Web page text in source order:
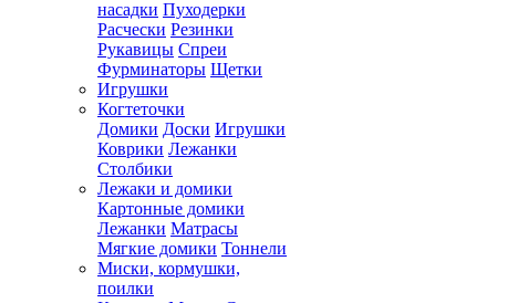
насадки Пуходерки
Расчески Резинки
Рукавицы Спреи
Фурминаторы Щетки
Игрушки
Когтеточки
Домики Доски Игрушки
Коврики Лежанки
Столбики
Лежаки и домики
Картонные домики
Лежанки Матрасы
Мягкие домики Тоннели
Миски, кормушки,
поилки